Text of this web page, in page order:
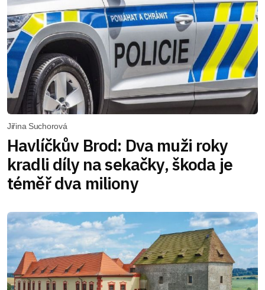
Jiřina Suchorová
Havlíčkův Brod: Dva muži roky
kradli díly na sekačky, škoda je
téměř dva miliony